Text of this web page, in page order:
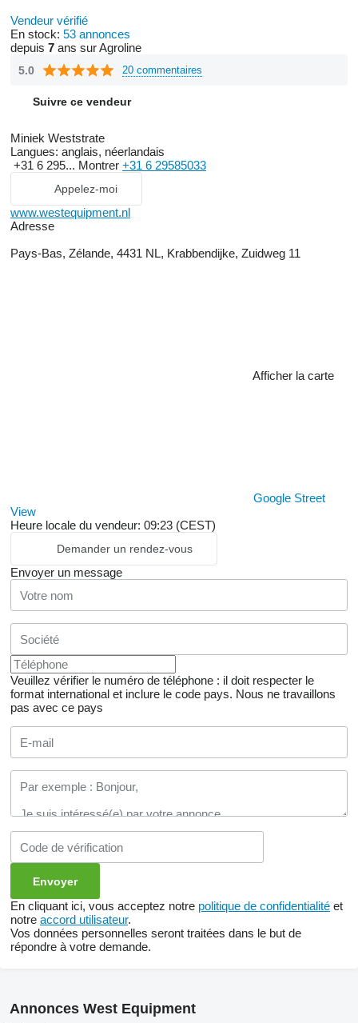
Vendeur vérifié
En stock: 53 annonces
depuis 7 ans sur Agroline
5.0 20 commentaires
Suivre ce vendeur
Miniek Weststrate
Langues: anglais, néerlandais
+31 6 295... Montrer +31 6 29585033
Appelez-moi
www.westequipment.nl
Adresse
Pays-Bas, Zélande, 4431 NL, Krabbendijke, Zuidweg 11
Afficher la carte
Google Street
View
Heure locale du vendeur: 09:23 (CEST)
Demander un rendez-vous
Envoyer un message
Veuillez vérifier le numéro de téléphone : il doit respecter le
format international et inclure le code pays. Nous ne travaillons
pas avec ce pays
En cliquant ici, vous acceptez notre politique de confidentialité et
notre accord utilisateur.
Vos données personnelles seront traitées dans le but de
répondre à votre demande.
Annonces West Equipment